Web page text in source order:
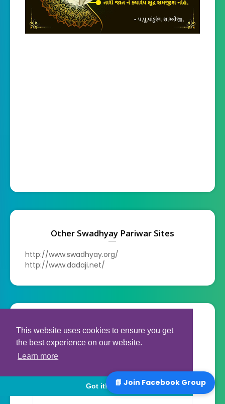
This website uses cookies to ensure you get
the best experience on our website.
Learn more
Got it!
Other Swadhyay Pariwar Sites
http://www.swadhyay.org/
http://www.dadaji.net/
સંપર્ક ફોર્મ
નામ
📘 Join Facebook Group